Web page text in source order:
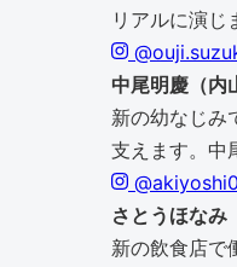
リアルに演じ
中尾明慶（内
新の幼なじみ
支えます。中
さとうほなみ
新の飲食店で